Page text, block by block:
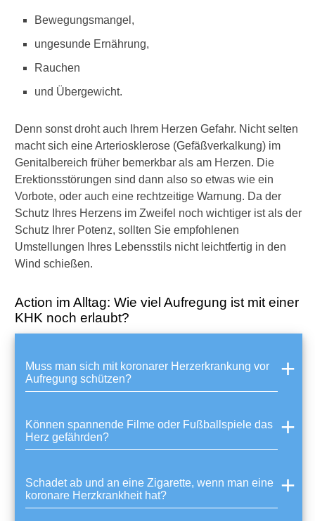
Bewegungsmangel,
ungesunde Ernährung,
Rauchen
und Übergewicht.
Denn sonst droht auch Ihrem Herzen Gefahr. Nicht selten
macht sich eine Arteriosklerose (Gefäßverkalkung) im
Genitalbereich früher bemerkbar als am Herzen. Die
Erektionsstörungen sind dann also so etwas wie ein
Vorbote, oder auch eine rechtzeitige Warnung. Da der
Schutz Ihres Herzens im Zweifel noch wichtiger ist als der
Schutz Ihrer Potenz, sollten Sie empfohlenen
Umstellungen Ihres Lebensstils nicht leichtfertig in den
Wind schießen.
Action im Alltag: Wie viel Aufregung ist mit einer
KHK noch erlaubt?
Muss man sich mit koronarer Herzerkrankung vor
Aufregung schützen?
Können spannende Filme oder Fußballspiele das
Herz gefährden?
Schadet ab und an eine Zigarette, wenn man eine
koronare Herzkrankheit hat?